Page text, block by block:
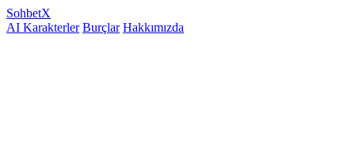
SohbetX
AI Karakterler Burçlar Hakkımızda